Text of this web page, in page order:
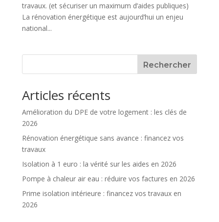
travaux. (et sécuriser un maximum d’aides publiques)
La rénovation énergétique est aujourd’hui un enjeu
national...
Rechercher
Articles récents
Amélioration du DPE de votre logement : les clés de
2026
Rénovation énergétique sans avance : financez vos
travaux
Isolation à 1 euro : la vérité sur les aides en 2026
Pompe à chaleur air eau : réduire vos factures en 2026
Prime isolation intérieure : financez vos travaux en
2026